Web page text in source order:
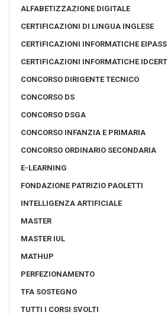
ALFABETIZZAZIONE DIGITALE
CERTIFICAZIONI DI LINGUA INGLESE
CERTIFICAZIONI INFORMATICHE EIPASS
CERTIFICAZIONI INFORMATICHE IDCERT
CONCORSO DIRIGENTE TECNICO
CONCORSO DS
CONCORSO DSGA
CONCORSO INFANZIA E PRIMARIA
CONCORSO ORDINARIO SECONDARIA
E-LEARNING
FONDAZIONE PATRIZIO PAOLETTI
INTELLIGENZA ARTIFICIALE
MASTER
MASTER IUL
MATHUP
PERFEZIONAMENTO
TFA SOSTEGNO
TUTTI I CORSI SVOLTI